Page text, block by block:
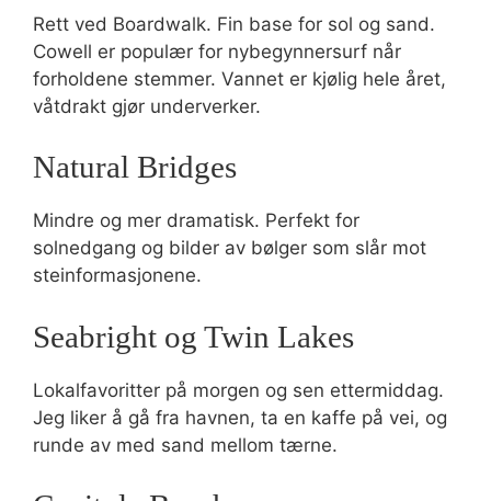
Rett ved Boardwalk. Fin base for sol og sand.
Cowell er populær for nybegynnersurf når
forholdene stemmer. Vannet er kjølig hele året,
våtdrakt gjør underverker.
Natural Bridges
Mindre og mer dramatisk. Perfekt for
solnedgang og bilder av bølger som slår mot
steinformasjonene.
Seabright og Twin Lakes
Lokalfavoritter på morgen og sen ettermiddag.
Jeg liker å gå fra havnen, ta en kaffe på vei, og
runde av med sand mellom tærne.